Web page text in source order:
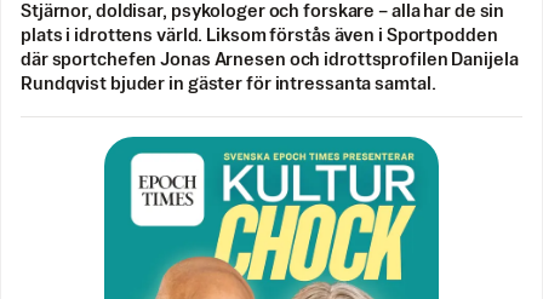
Stjärnor, doldisar, psykologer och forskare – alla har de sin
plats i idrottens värld. Liksom förstås även i Sportpodden
där sportchefen Jonas Arnesen och idrottsprofilen Danijela
Rundqvist bjuder in gäster för intressanta samtal.